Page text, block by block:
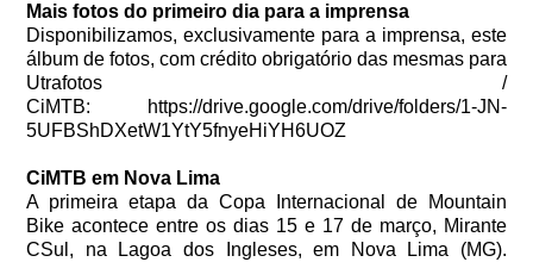
Mais fotos do primeiro dia para a imprensa
Disponibilizamos, exclusivamente para a imprensa, este
álbum de fotos, com crédito obrigatório das mesmas para
Utrafotos /
CiMTB: https://drive.google.com/drive/folders/1-JN-
5UFBShDXetW1YtY5fnyeHiYH6UOZ
CiMTB em Nova Lima
A primeira etapa da Copa Internacional de Mountain
Bike acontece entre os dias 15 e 17 de março, Mirante
CSul, na Lagoa dos Ingleses, em Nova Lima (MG).